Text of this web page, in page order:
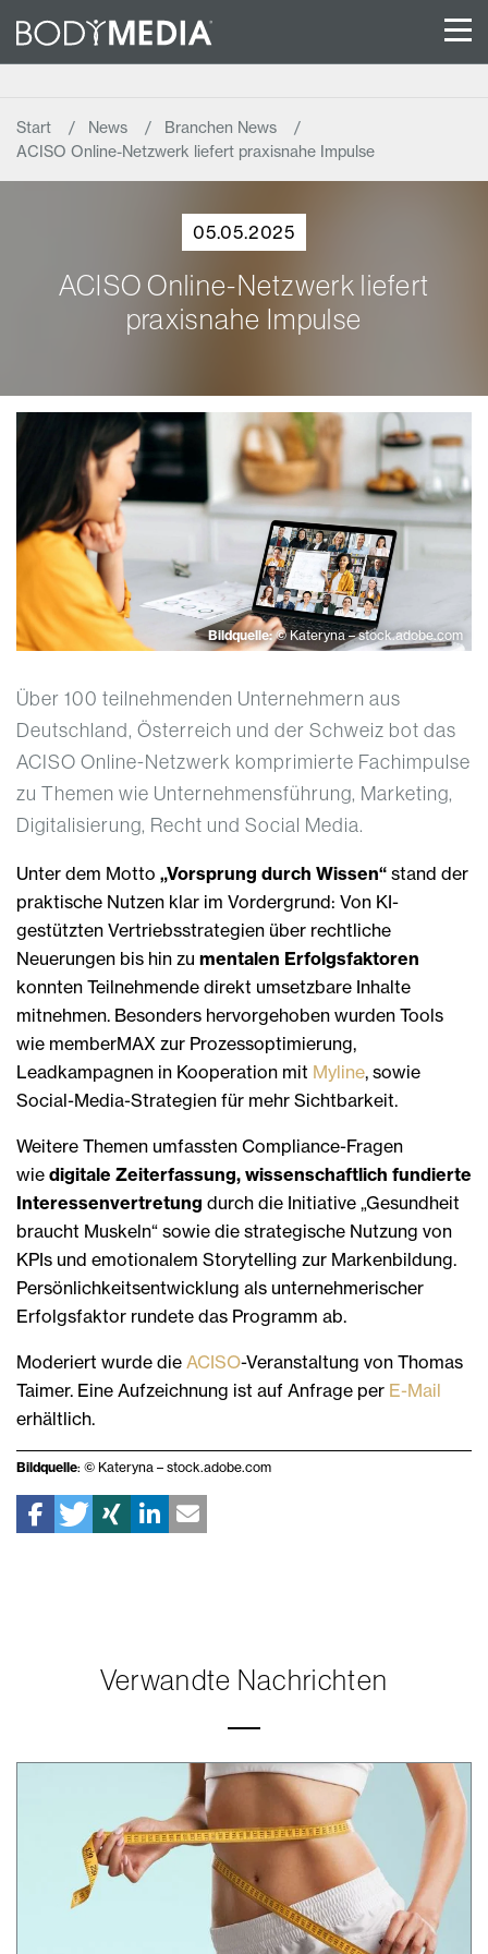
Start News
Branchen News
ACISO Online-Netzwerk liefert praxisnahe Impulse
05.05.2025
ACISO Online-Netzwerk liefert
praxisnahe Impulse
Bildquelle:© Kateryna – stock.adobe.com
Über 100 teilnehmenden Unternehmern aus
Deutschland, Österreich und der Schweiz bot das
ACISO Online-Netzwerk komprimierte Fachimpulse
zu Themen wie Unternehmensführung, Marketing,
Digitalisierung, Recht und Social Media.
Unter dem Motto „Vorsprung durch Wissen“ stand der
praktische Nutzen klar im Vordergrund: Von KI-
gestützten Vertriebsstrategien über rechtliche
Neuerungen bis hin zu mentalen Erfolgsfaktoren
konnten Teilnehmende direkt umsetzbare Inhalte
mitnehmen. Besonders hervorgehoben wurden Tools
wie memberMAX zur Prozessoptimierung,
Leadkampagnen in Kooperation mit Myline, sowie
Social-Media-Strategien für mehr Sichtbarkeit.
Weitere Themen umfassten Compliance-Fragen
wie digitale Zeiterfassung, wissenschaftlich fundierte
Interessenvertretung durch die Initiative „Gesundheit
braucht Muskeln“ sowie die strategische Nutzung von
KPIs und emotionalem Storytelling zur Markenbildung.
Persönlichkeitsentwicklung als unternehmerischer
Erfolgsfaktor rundete das Programm ab.
Moderiert wurde die ACISO-Veranstaltung von Thomas
Taimer. Eine Aufzeichnung ist auf Anfrage per E-Mail
erhältlich.
Bildquelle: © Kateryna – stock.adobe.com
Verwandte Nachrichten